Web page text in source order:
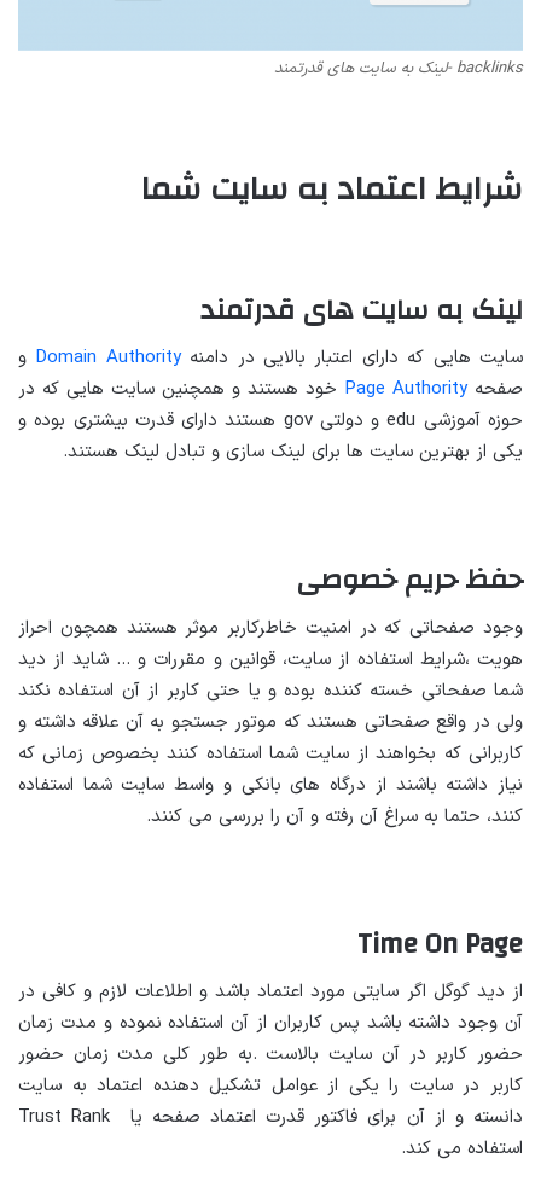
backlinks -لینک به سایت های قدرتمند
شرایط اعتماد به سایت شما
لینک به سایت های قدرتمند
سایت هایی که دارای اعتبار بالایی در دامنهDomain Authority و
صفحهPage Authority خود هستند و همچنین سایت هایی که در
حوزه آموزشی edu و دولتی gov هستند دارای قدرت بیشتری بوده و
یکی از بهترین سایت ها برای لینک سازی و تبادل لینک هستند.
حفظ حریم خصوصی
وجود صفحاتی که در امنیت خاطرکاربر موثر هستند همچون احراز
هویت ،شرایط استفاده از سایت، قوانین و مقررات و … شاید از دید
شما صفحاتی خسته کننده بوده و یا حتی کاربر از آن استفاده نکند
ولی در واقع صفحاتی هستند که موتور جستجو به آن علاقه داشته و
کاربرانی که بخواهند از سایت شما استفاده کنند بخصوص زمانی که
نیاز داشته باشند از درگاه های بانکی و واسط سایت شما استفاده
کنند، حتما به سراغ آن رفته و آن را بررسی می کنند.
Time On Page
از دید گوگل اگر سایتی مورد اعتماد باشد و اطلاعات لازم و کافی در
آن وجود داشته باشد پس کاربران از آن استفاده نموده و مدت زمان
حضور کاربر در آن سایت بالاست .به طور کلی مدت زمان حضور
کاربر در سایت را یکی از عوامل تشکیل دهنده اعتماد به سایت
دانسته و از آن برای فاکتور قدرت اعتماد صفحه یا Trust Rank
استفاده می کند.